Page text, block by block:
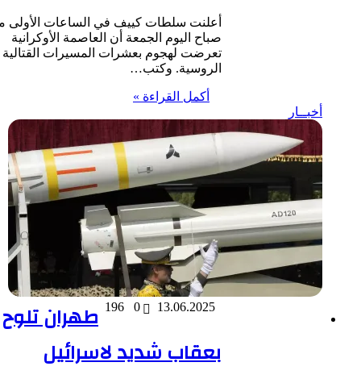
أعلنت سلطات كييف في الساعات الأولى من
صباح اليوم الجمعة أن العاصمة الأوكرانية
تعرضت لهجوم بعشرات المسيرات القتالية
الروسية. وكتب…
أكمل القراءة »
أخبــار
13.06.2025
0
196
طهران تلوح
بعقاب شديد لاسرائيل